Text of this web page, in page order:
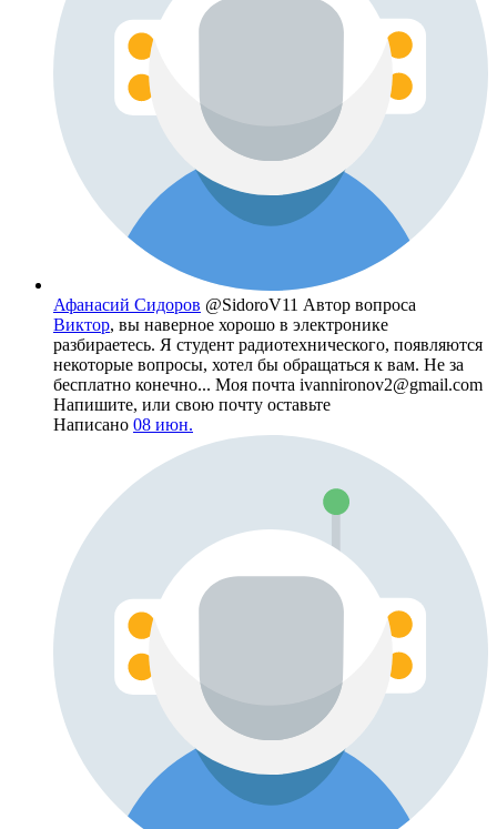
Афанасий Сидоров @SidoroV11 Автор вопроса
Виктор, вы наверное хорошо в электронике
разбираетесь. Я студент радиотехнического, появляются
некоторые вопросы, хотел бы обращаться к вам. Не за
бесплатно конечно... Моя почта ivannironov2@gmail.com
Напишите, или свою почту оставьте
Написано 08 июн.